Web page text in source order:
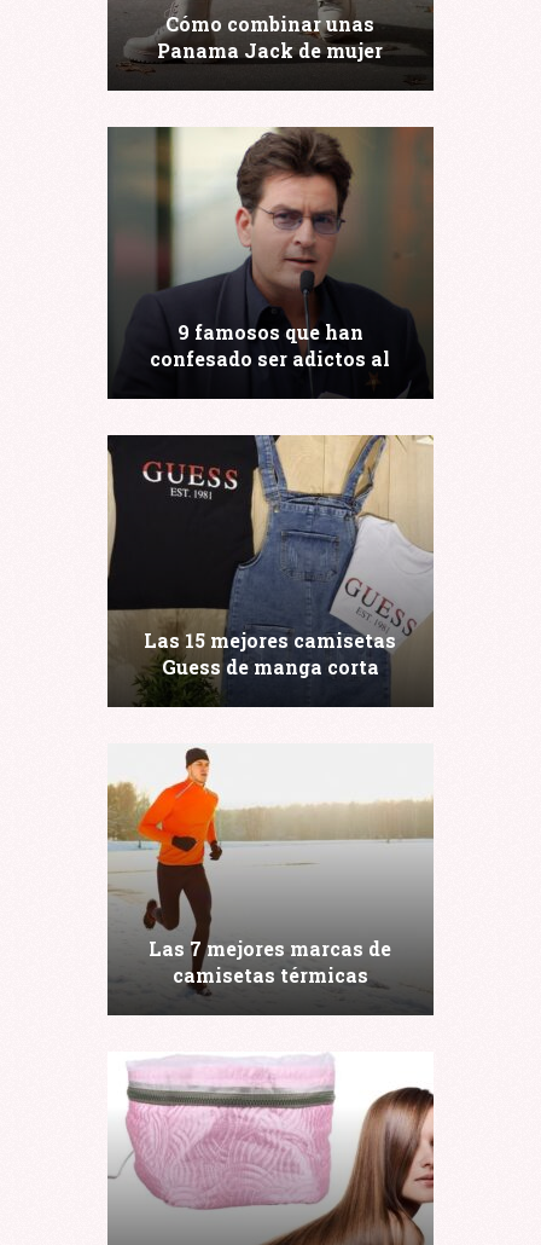
Cómo combinar unas
Panama Jack de mujer
9 famosos que han
confesado ser adictos al
Las 15 mejores camisetas
Guess de manga corta
Las 7 mejores marcas de
camisetas térmicas